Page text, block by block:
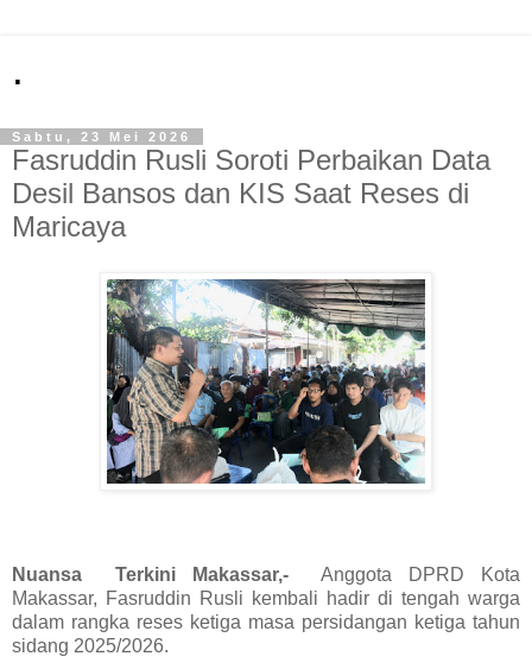
.
Sabtu, 23 Mei 2026
Fasruddin Rusli Soroti Perbaikan Data
Desil Bansos dan KIS Saat Reses di
Maricaya
Nuansa Terkini Makassar,- Anggota DPRD Kota
Makassar, Fasruddin Rusli kembali hadir di tengah warga
dalam rangka reses ketiga masa persidangan ketiga tahun
sidang 2025/2026.